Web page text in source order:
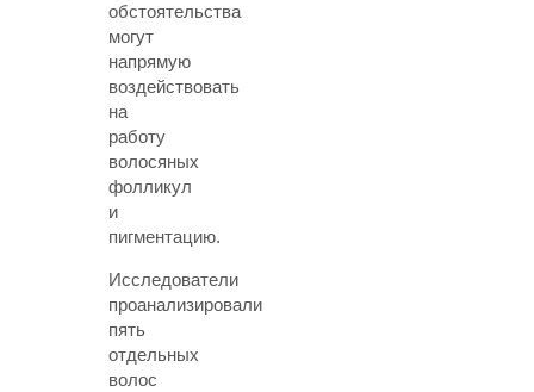
обстоятельства
могут
напрямую
воздействовать
на
работу
волосяных
фолликул
и
пигментацию.
Исследователи
проанализировали
пять
отдельных
волос